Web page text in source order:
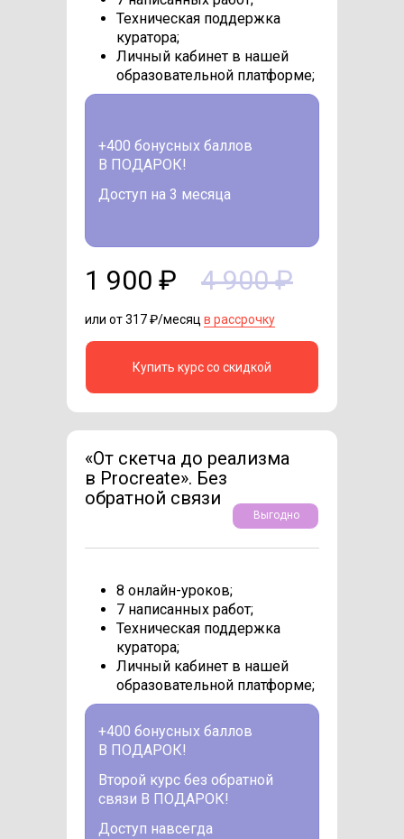
или от 317 ₽/месяц в рассрочку
Техническая поддержка
куратора;
Личный кабинет в нашей
образовательной платформе;
4 900 ₽
1 900 ₽
Купить курс со скидкой
+400 бонусных баллов
В ПОДАРОК!
Доступ на 3 месяца
8 онлайн-уроков;
7 написанных работ;
Техническая поддержка
куратора;
Личный кабинет в нашей
образовательной платформе;
«От скетча до реализма
в Procreate». Без
обратной связи
+400 бонусных баллов
В ПОДАРОК!
Выгодно
Доступ навсегда
Второй курс без обратной
связи В ПОДАРОК!